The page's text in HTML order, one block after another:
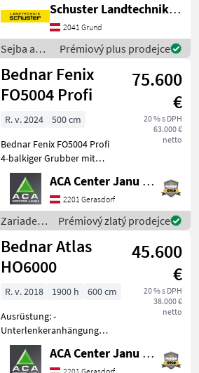
hydraulischer
Steinsicherung. Arbeitstiefe
5-35cm. Flachstab N
Schuster Landtechnik Grund
2041 Grund
Sejba a
starostlivosť
o plodinu
/ Bednar
Prémiový plus prodejce
Bednar Fenix
FO5004 Profi
75.600
€
20 % s DPH
63.000 €
netto
R. v. 2024
500 cm
Bednar Fenix FO5004 Profi
4-balkiger Grubber mit
800mm Rahmenhöhe
Ausstattung: - Long Life
Meißelschar 80mm breite
inkl. Flügel mit 125mm -
hydraulische Tiefen
ACA Center Janu GmbH
2201 Gerasdorf
Zariadenia
na
obrábanie
pôdy /
Bednar
Prémiový zlatý prodejce
Bednar Atlas
HO6000
45.600
€
20 % s DPH
38.000 €
netto
R. v. 2018 1900 h
600 cm
Ausrüstung: -
Unterlenkeranhängung
KAT.3 - Gezackte Scheiben
mit Durchmesser 660mm -
ACA Center Janu GmbH